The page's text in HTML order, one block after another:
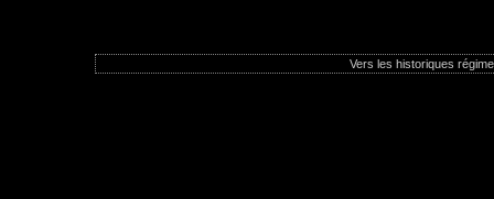
Vers les historiques